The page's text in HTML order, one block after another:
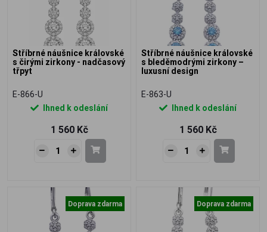
Stříbrné náušnice královské
s čirými zirkony - nadčasový
třpyt
E-866-U
Ihned k odeslání
1 560 Kč
Stříbrné náušnice královské
s bleděmodrými zirkony –
luxusní design
E-863-U
Ihned k odeslání
1 560 Kč
Doprava zdarma Doprava zdarma